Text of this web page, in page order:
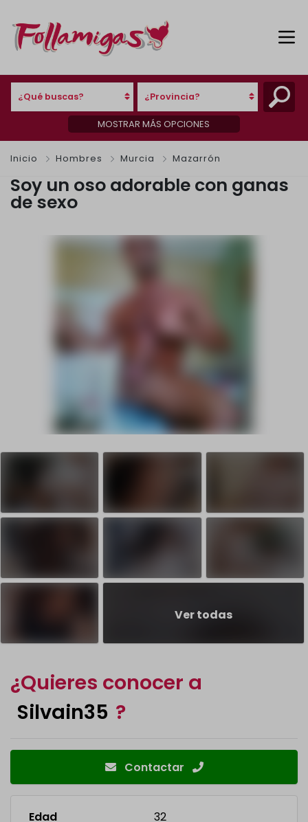
¿Qué buscas? ¿Provincia?
MOSTRAR MÁS OPCIONES
Inicio Hombres Murcia Mazarrón
Soy un oso adorable con ganas
de sexo
Ver todas
¿Quieres conocer a
Silvain35 ?
Contactar
Edad
32